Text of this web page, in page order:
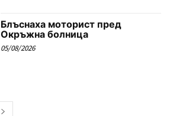
Блъснаха моторист пред
Окръжна болница
05/08/2026